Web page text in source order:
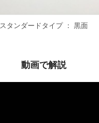
スタンダードタイプ ： 黒面
動画で解説